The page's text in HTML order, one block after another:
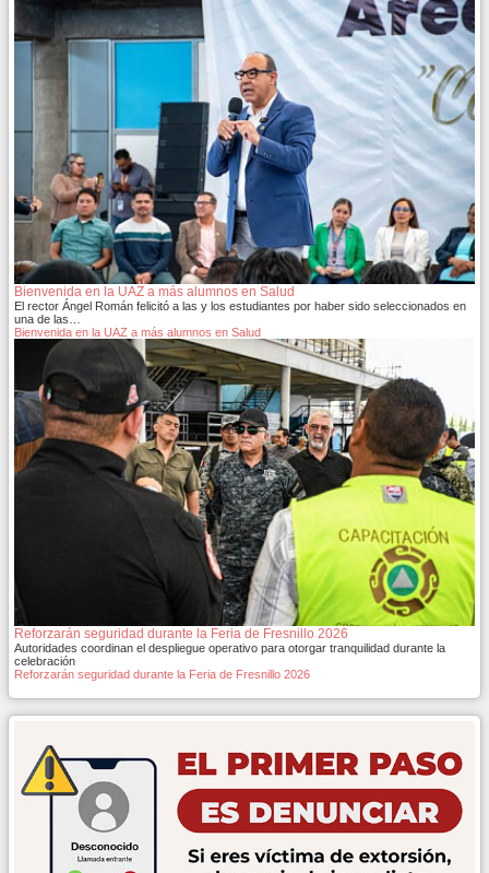
Bienvenida en la UAZ a más alumnos en Salud
El rector Ángel Román felicitó a las y los estudiantes por haber sido seleccionados en
una de las…
Bienvenida en la UAZ a más alumnos en Salud
Reforzarán seguridad durante la Feria de Fresnillo 2026
Autoridades coordinan el despliegue operativo para otorgar tranquilidad durante la
celebración
Reforzarán seguridad durante la Feria de Fresnillo 2026